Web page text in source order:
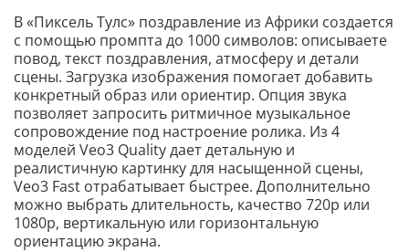
В «Пиксель Тулс» поздравление из Африки создается
с помощью промпта до 1000 символов: описываете
повод, текст поздравления, атмосферу и детали
сцены. Загрузка изображения помогает добавить
конкретный образ или ориентир. Опция звука
позволяет запросить ритмичное музыкальное
сопровождение под настроение ролика. Из 4
моделей Veo3 Quality дает детальную и
реалистичную картинку для насыщенной сцены,
Veo3 Fast отрабатывает быстрее. Дополнительно
можно выбрать длительность, качество 720p или
1080p, вертикальную или горизонтальную
ориентацию экрана.